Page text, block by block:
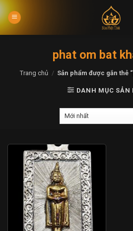
Skip
to
content
phat om bat
Trang chủ / Sản phẩm được gắn thẻ
DANH MỤC SẢN